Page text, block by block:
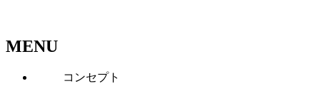
MENU
コンセプト